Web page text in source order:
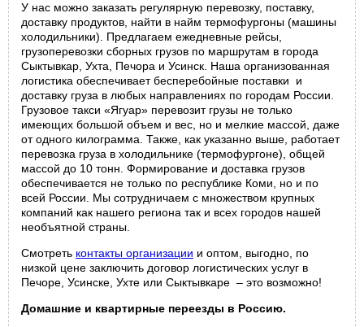
У нас можно заказать регулярную перевозку, поставку,
доставку продуктов, найти в найм термофургоны (машины
холодильники). Предлагаем ежедневные рейсы,
грузоперевозки сборных грузов по маршрутам в города
Сыктывкар, Ухта, Печора и Усинск. Наша организованная
логистика обеспечивает бесперебойные поставки и
доставку груза в любых направлениях по городам России.
Грузовое такси «Ягуар» перевозит грузы не только
имеющих большой объем и вес, но и мелкие массой, даже
от одного килограмма. Также, как указанно выше, работает
перевозка груза в холодильнике (термофургоне), общей
массой до 10 тонн. Формирование и доставка грузов
обеспечивается не только по республике Коми, но и по
всей России. Мы сотрудничаем с множеством крупных
компаний как нашего региона так и всех городов нашей
необъятной страны.
Смотреть контакты организации и оптом, выгодно, по
низкой цене заключить договор логистических услуг в
Печоре, Усинске, Ухте или Сыктывкаре – это возможно!
Домашние и квартирные переезды в Россию.